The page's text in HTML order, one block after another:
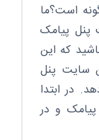
است؟ما
پیامک
که این
سایت پنل
در ابتدا
پیامک و در